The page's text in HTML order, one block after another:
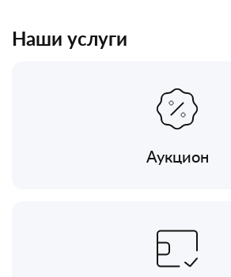
Наши услуги
Аукцион